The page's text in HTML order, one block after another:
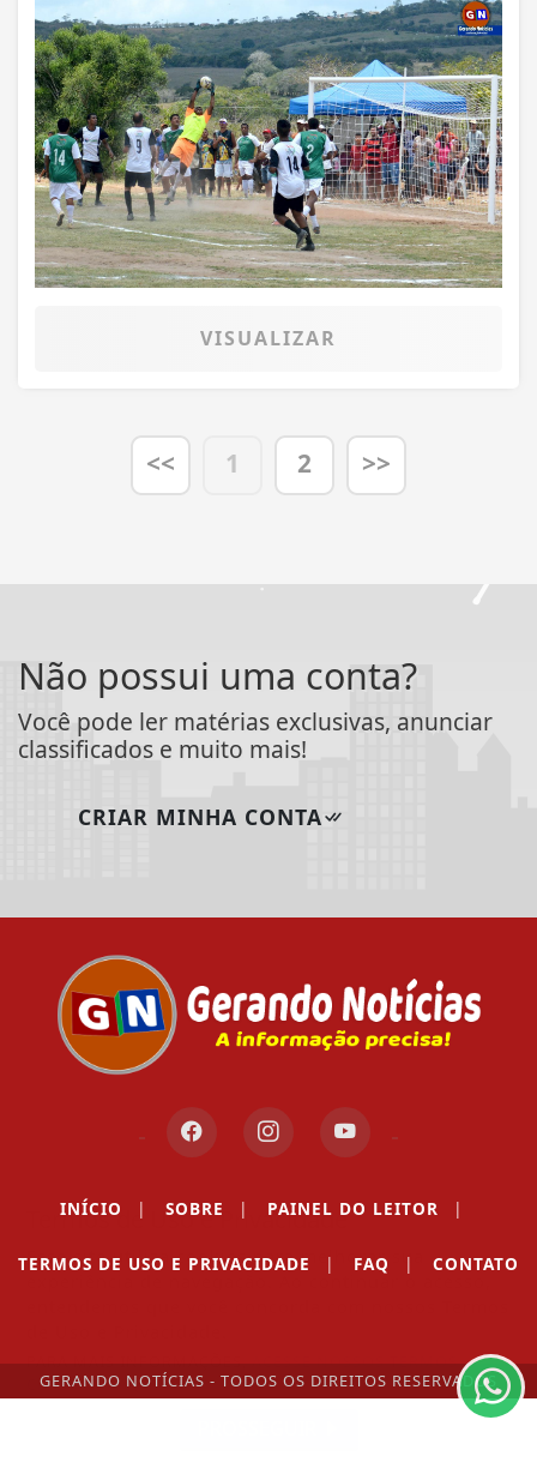
VISUALIZAR
<< 1 2 >>
Não possui uma conta?
Você pode ler matérias exclusivas, anunciar
classificados e muito mais!
CRIAR MINHA CONTA
INÍCIO | SOBRE | PAINEL DO LEITOR |
TERMOS DE USO E PRIVACIDADE | FAQ | CONTATO
GERANDO NOTÍCIAS - TODOS OS DIREITOS RESERVADOS
Termos de Uso e Privacidade
Esse site utiliza cookies para melhorar sua
experiência de navegação. Ao continuar o acesso,
PARA MAIS INFORMAÇÕES,ACESSE NOSSOS TERMOS
CLICANDO AQUI